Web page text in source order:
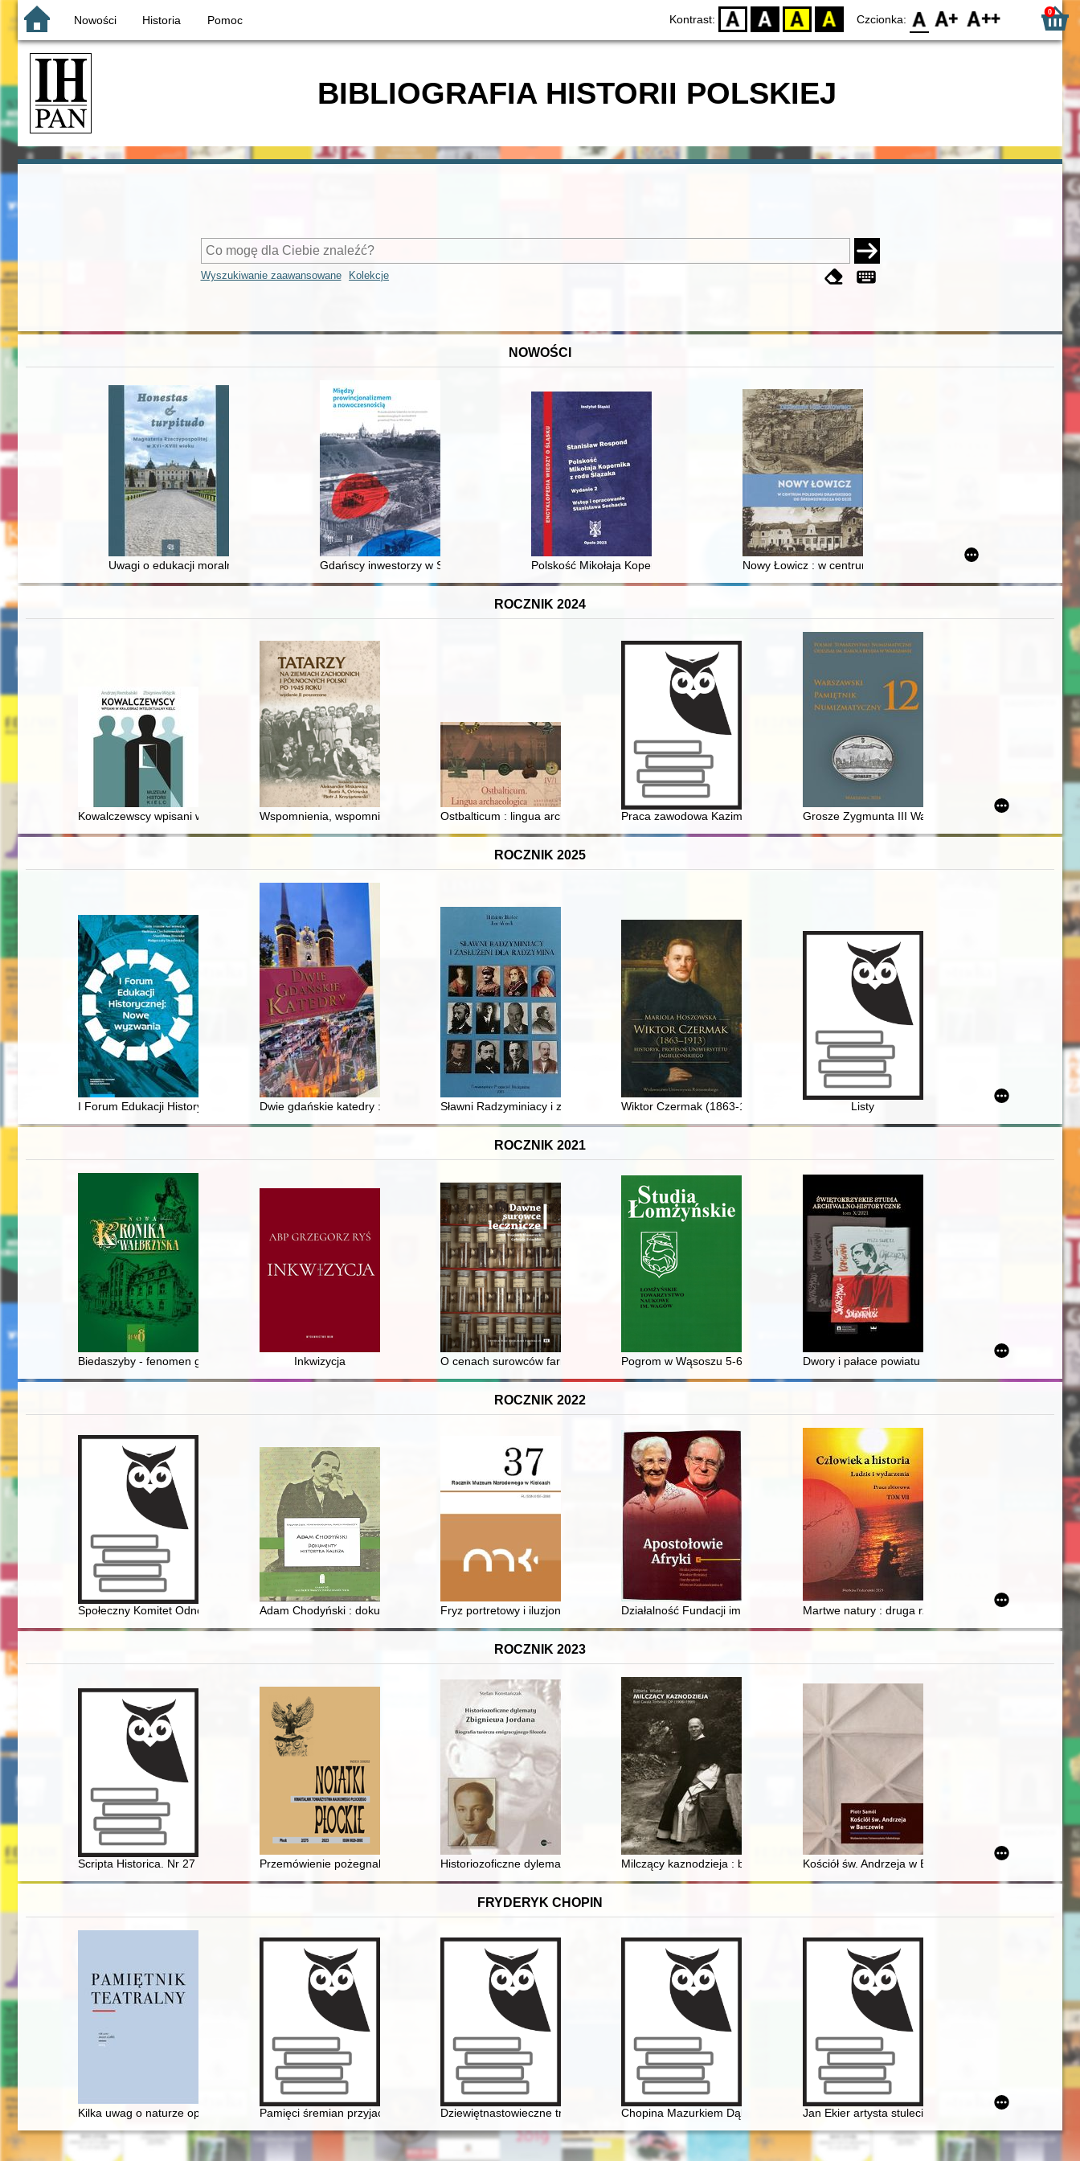
Nowości Historia Pomoc Kontrast: D BW YB BY Czcionka: F0 F1 F2 0
BIBLIOGRAFIA HISTORII POLSKIEJ
Wyszukiwanie zaawansowane Kolekcje
NOWOŚCI
Uwagi o edukacji moralnej synów szlacheckich w XVI-wiecznej RzeczypospolitejGdańscy inwestorzy w Sopocie : prestiż finansowy i towarzyski lokalnego mieszczaństwa w 2. poł. XIX w
Polskość Mikołaja Kopernika z rodu ŚlązakaNowy Łowicz : w centrum poligonu drawskiego od średniowiecza
ROCZNIK 2024
Kowalczewscy wpisani w krajobraz intelektualny KielcWspomnienia, wspomnienia : w daleką drogęOstbalticum : lingua archaeologica. Cz. 1Praca zawodowa Kazimierza Mayznera w Płocku w latach 1917-1939 i 1945-1946
Grosze Zygmunta III Wazy z mennicy gdańskiej w
ROCZNIK 2025
I Forum Edukacji Historycznej : nowe wyzwania : zbiór studiówDwie gdańskie katedry : filary cywilizacji chrześcijańskiej na Pomorzu
Sławni Radzyminiacy i zasłużeni dla RadzyminaWiktor Czermak (1863-1913) : historyk, profesor Uniwersytetu Jagiellońskiego
Listy
ROCZNIK 2021
Biedaszyby - fenomen gospodarczy i społeczny Wałbrzycha
Inkwizycja O cenach surowców farmakognostycznych (simplica) w Gdańsku drugiej połowy XVII wieku : rekonesans badawczy
Pogrom w Wąsoszu 5-6 lipca 1941 r. - nowe ustaleniaDwory i pałace powiatu włoszczowskiego - recenzja]
ROCZNIK 2022
Społeczny Komitet Odnowy Cmentarza Katedralnego w Sandomierzu 1992-2022
Adam Chodyński : dokumenty historyka KaliszaFryz portretowy i iluzjonistyczne portale w Izbie Stołowej Górnej w Dawnym Pałacu Biskupów Krakowskich - historia i
Działalność Fundacji im. Księdza Kardynała Adama Kozłowieckiego "Serce bez granic"
Martwe natury : druga rzeczywistość w malarstwie
ROCZNIK 2023
Scripta Historica. Nr 27 (2021) Przemówienie pożegnalne podczas Mszy św. pogrzebowej ks. prof. Michała M. Grzybowskiego, sprawowanej 1 lipca 2023 r. w Bazylice Katedralnej w Płocku
Historiozoficzne dylematy Zbigniewa Jordana : biografia twórcza emigracyjnego filozofa
Milczący kaznodzieja : brat Gwala Torbiński OP (1908-1999)
Kościół św. Andrzeja w Barczewie : historia
FRYDERYK CHOPIN
Kilka uwag o naturze opery, czyli dlaczego Fryderyk Chopin nie został twórcą opery narodowej
Pamięci śremian przyjaciół Fryderyka Chopina oraz miłośników jego muzyki]
Dziewiętnastowieczne transkrypcje utworów Fryderyka Chopina. Aspekty historyczne, teoretyczne i estetyczne
Chopina Mazurkiem Dąbrowskiego urzeczenieJan Ekier artysta stulecia - w darze Chopinowi.